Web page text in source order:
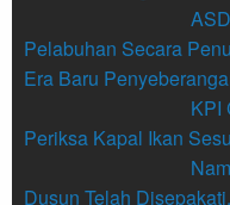
Pelabuhan Secara
Era Baru
KPI
Periksa Kapal Ikan
Dusun Telah